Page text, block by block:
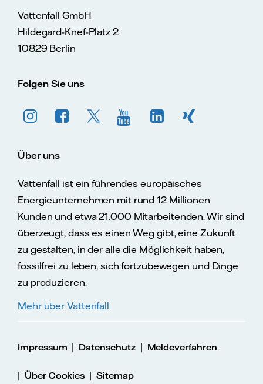
Vattenfall GmbH
Hildegard-Knef-Platz 2
10829 Berlin
Folgen Sie uns
Über uns
Vattenfall ist ein führendes europäisches
Energieunternehmen mit rund 12 Millionen
Kunden und etwa 21.000 Mitarbeitenden. Wir sind
überzeugt, dass es einen Weg gibt, eine Zukunft
zu gestalten, in der alle die Möglichkeit haben,
fossilfrei zu leben, sich fortzubewegen und Dinge
zu produzieren.
Mehr über Vattenfall
Impressum | Datenschutz| Meldeverfahren
| Über Cookies |Sitemap